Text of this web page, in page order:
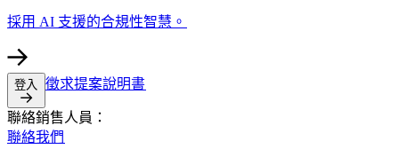
採用 AI 支援的合規性智慧。​​
登入​​ 徵求提案說明書​​
聯絡銷售人員：​​
聯絡我們​​